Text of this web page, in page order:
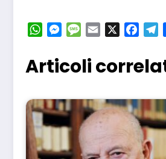
WhatsApp
Messenger
Message
Email
Articoli